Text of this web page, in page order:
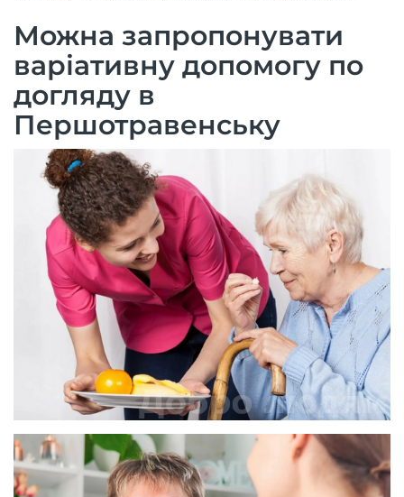
Можна запропонувати
варіативну допомогу по
догляду в
Першотравенську